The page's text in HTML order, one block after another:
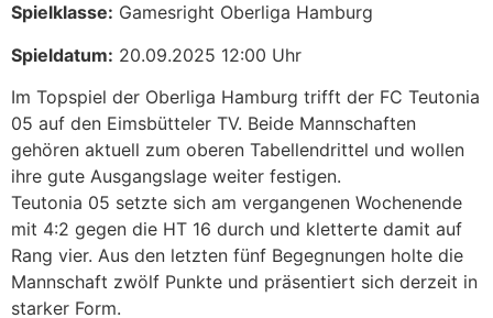
Spielklasse: Gamesright Oberliga Hamburg
Spieldatum: 20.09.2025 12:00 Uhr
Im Topspiel der Oberliga Hamburg trifft der FC Teutonia
05 auf den Eimsbütteler TV. Beide Mannschaften
gehören aktuell zum oberen Tabellendrittel und wollen
ihre gute Ausgangslage weiter festigen.
Teutonia 05 setzte sich am vergangenen Wochenende
mit 4:2 gegen die HT 16 durch und kletterte damit auf
Rang vier. Aus den letzten fünf Begegnungen holte die
Mannschaft zwölf Punkte und präsentiert sich derzeit in
starker Form.